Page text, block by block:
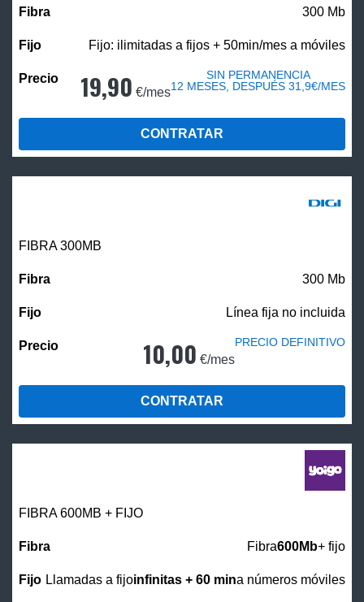
300 Mb
Fijo: ilimitadas a fijos + 50min/mes a móviles
19,90 €/mes
SIN PERMANENCIA
12 MESES, DESPUÉS 31,9€/MES
CONTRATAR
FIBRA 300MB
300 Mb
Línea fija no incluida
10,00 €/mes
PRECIO DEFINITIVO
CONTRATAR
FIBRA 600MB + FIJO
Fibra600Mb+ fijo
Llamadas a fijoinfinitas + 60 mina números móviles